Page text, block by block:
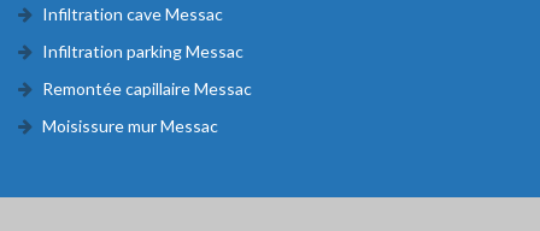
Infiltration cave Messac
Infiltration parking Messac
Remontée capillaire Messac
Moisissure mur Messac